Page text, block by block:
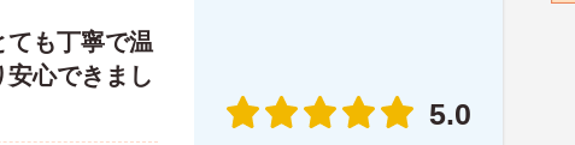
ても丁寧で温
心できまし
5.0